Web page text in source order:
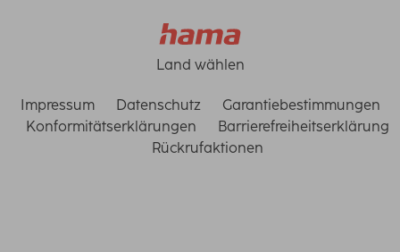
Land wählen
Impressum Datenschutz
Garantiebestimmungen
Konformitätserklärungen
Barrierefreiheitserklärung
Rückrufaktionen